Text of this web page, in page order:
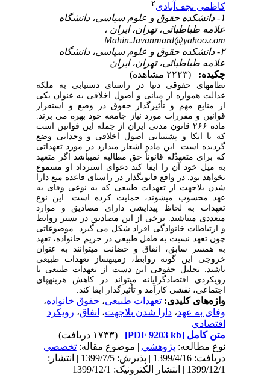
کاظمی نجف‌آبادی
۱- دانشکده حقوق و علوم سیاسی، دانشگاه
علامه طباطبائی، تهران، ایران ،
Mahin.Javanmard@yahoo.com
۲- دانشکده حقوق و علوم سیاسی، دانشگاه
علامه طباطبائی، تهران، ایران
چکیده:
نظام‎های حقوقی دنیا در راستای دستیابی به ملکه
عدالت همواره از مبانی و اصول اخلاقی به عنوان یکی
از منابع مهم و تأثیرگذار حقوق در وضع و استقرار
قوانین و مقررات مورد نیاز جامعه خود بهره می برند.
ماده ۲۶۶ قانون مدنی ایران از جمله این قوانین است
که با اتکا و پشتیبانی اصول اخلاقی و وجدانی وضع
گردیده است. این ماده اشعار می‎دارد در مورد تعهداتی
که برای متعهدٌله قانوناً حق مطالبه نمی‎باشد اگر متعهد
به میل خود آن را ایفا کند دعوای استرداد او مسموع
نخواهد بود. در واقع قانون‎گذار در راستای قاعده منع دارا
شدن بلاجهت از تعهدات طبیعی که به نوعی وفای به
عهد محسوب می‎شوند، حمایت کرده است. این نوع
تعهدات به لحاظ پیدایشی دارای مصادیق و موارد
متعددی می‎باشند. برخی از این مصادیق در بستر روابط
و ارتباطات خانوادگی افراد شکل می گیرد. موضوعاتی
چون تعهد نسبت به طفل طبیعی در حریم خانواده، تعهد
به همسر سابق، انفاق و حضانت می‎توانند به عنوان
خروجی این گونه روابط، زمینه‎ساز تعهدات طبیعی
باشند. تحلیل حقوقی این دست از تعهدات طبیعی با
رویکردی اقتصادگرایانه می‎تواند در کاهش هزینه‎های
اجتماعی، نقشی کارآمد و تأثیرگذار ایفا کند.
واژه‌های کلیدی:تعهدات طبیعی،حقوق خانواده،
وفای به عهد،دارا شدن بلاجهت،انفاق،رویکرد
اقتصادی
متن کامل[PDF 9203 kb]
نوع مطالعه:پژوهشي| موضوع مقاله:تخصصي
دریافت: 1399/4/16 | پذیرش: 1399/7/5 | انتشار:
1399/12/1 | انتشار الکترونیک: 1399/12/1